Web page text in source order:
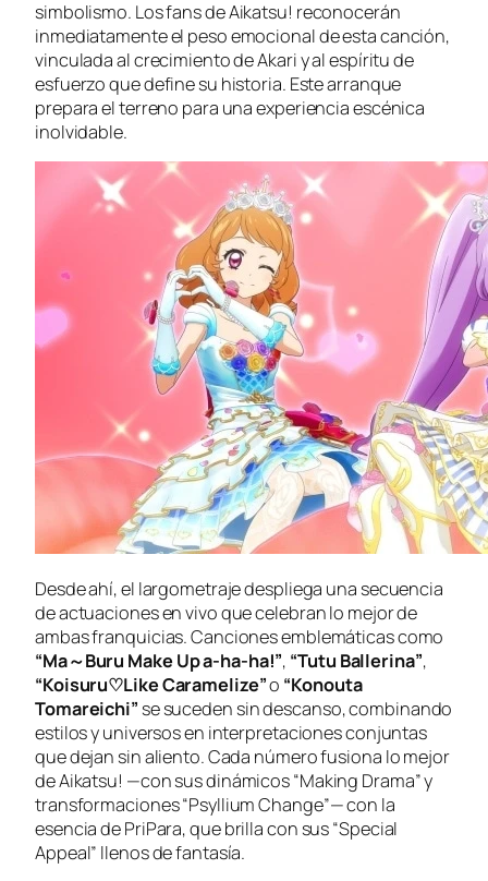
simbolismo. Los fans deAikatsu! reconocerán
inmediatamente el peso emocional de esta canción,
vinculada al crecimiento de Akari y al espíritu de
esfuerzo que define su historia. Este arranque
prepara el terreno para una experiencia escénica
inolvidable.
Desde ahí, el largometraje despliega una secuencia
de actuaciones en vivo que celebran lo mejor de
ambas franquicias. Canciones emblemáticas como
“Ma～Buru Make Up a-ha-ha!”, “Tutu Ballerina”,
“Koisuru♡Like Caramelize”o “Konouta
Tomareichi” se suceden sin descanso, combinando
estilos y universos en interpretaciones conjuntas
que dejan sin aliento. Cada número fusiona lo mejor
deAikatsu! —con sus dinámicos “Making Drama” y
transformaciones “Psyllium Change”— con la
esencia dePriPara, que brilla con sus “Special
Appeal” llenos de fantasía.